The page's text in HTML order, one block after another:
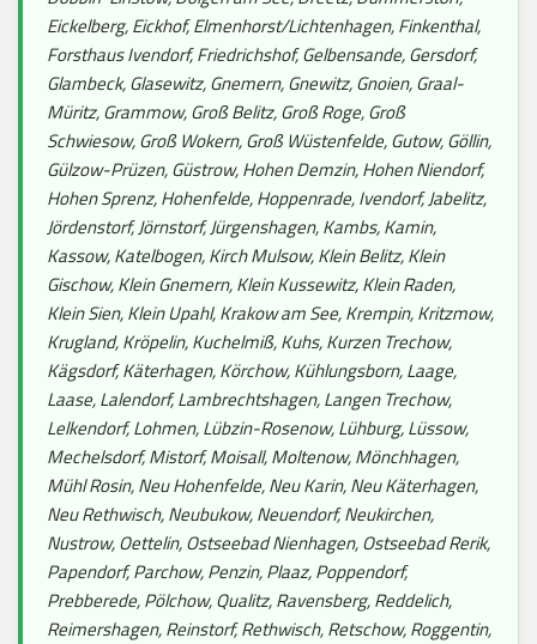
Eickelberg, Eickhof, Elmenhorst/Lichtenhagen, Finkenthal,
Forsthaus Ivendorf, Friedrichshof, Gelbensande, Gersdorf,
Glambeck, Glasewitz, Gnemern, Gnewitz, Gnoien, Graal-
Müritz, Grammow, Groß Belitz, Groß Roge, Groß
Schwiesow, Groß Wokern, Groß Wüstenfelde, Gutow, Göllin,
Gülzow-Prüzen, Güstrow, Hohen Demzin, Hohen Niendorf,
Hohen Sprenz, Hohenfelde, Hoppenrade, Ivendorf, Jabelitz,
Jördenstorf, Jörnstorf, Jürgenshagen, Kambs, Kamin,
Kassow, Katelbogen, Kirch Mulsow, Klein Belitz, Klein
Gischow, Klein Gnemern, Klein Kussewitz, Klein Raden,
Klein Sien, Klein Upahl, Krakow am See, Krempin, Kritzmow,
Krugland, Kröpelin, Kuchelmiß, Kuhs, Kurzen Trechow,
Kägsdorf, Käterhagen, Körchow, Kühlungsborn, Laage,
Laase, Lalendorf, Lambrechtshagen, Langen Trechow,
Lelkendorf, Lohmen, Lübzin-Rosenow, Lühburg, Lüssow,
Mechelsdorf, Mistorf, Moisall, Moltenow, Mönchhagen,
Mühl Rosin, Neu Hohenfelde, Neu Karin, Neu Käterhagen,
Neu Rethwisch, Neubukow, Neuendorf, Neukirchen,
Nustrow, Oettelin, Ostseebad Nienhagen, Ostseebad Rerik,
Papendorf, Parchow, Penzin, Plaaz, Poppendorf,
Prebberede, Pölchow, Qualitz, Ravensberg, Reddelich,
Reimershagen, Reinstorf, Rethwisch, Retschow, Roggentin,